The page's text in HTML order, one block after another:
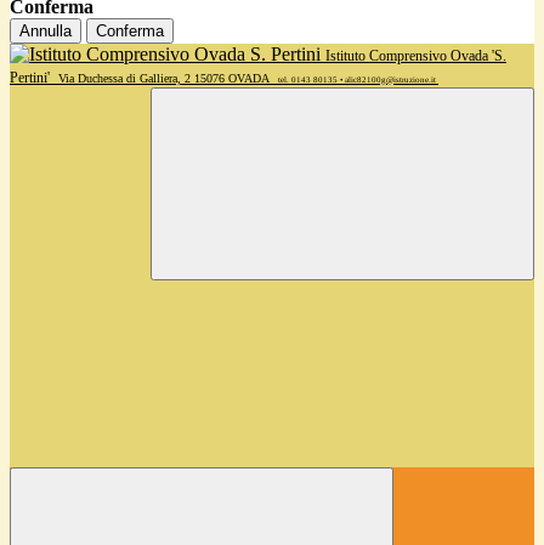
Conferma
Annulla Conferma
Istituto Comprensivo Ovada 'S.
Pertini'
Via Duchessa di Galliera, 2 15076 OVADA tel. 0143 80135 • alic82100g@istruzione.it